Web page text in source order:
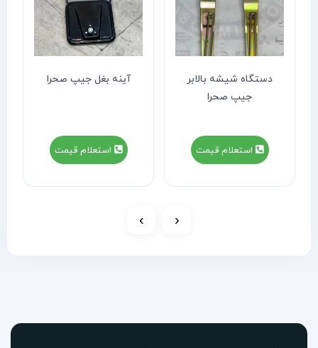
دستگاه شیشه بالابر
جیپ صحرا
استعلام قیمت
آینه بغل جیپ صحرا
استعلام قیمت
‹
›